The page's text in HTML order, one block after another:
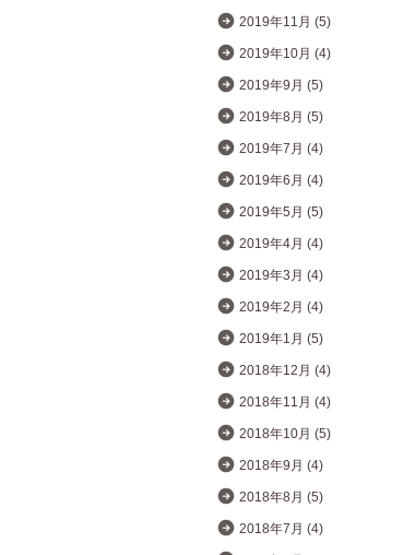
2019年11月 (5)
2019年10月 (4)
2019年9月 (5)
2019年8月 (5)
2019年7月 (4)
2019年6月 (4)
2019年5月 (5)
2019年4月 (4)
2019年3月 (4)
2019年2月 (4)
2019年1月 (5)
2018年12月 (4)
2018年11月 (4)
2018年10月 (5)
2018年9月 (4)
2018年8月 (5)
2018年7月 (4)